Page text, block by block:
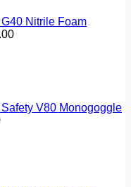
Nitrile Foam
V80 Monogoggle